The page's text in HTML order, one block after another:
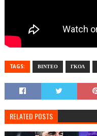
TAGS: ΒΙΝΤΕΟ ΓΚΟΛ
RELATED POSTS